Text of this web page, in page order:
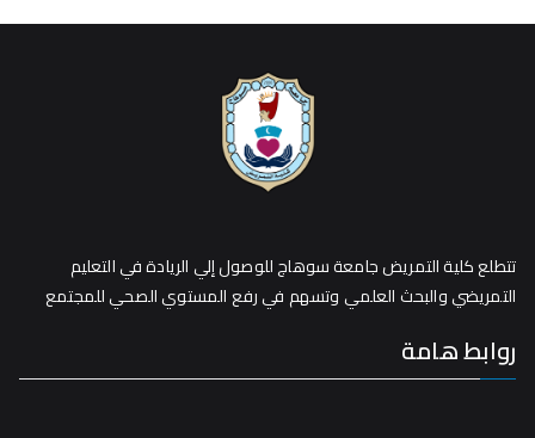
تتطلع كلية التمريض جامعة سوهاج للوصول إلي الريادة في التعليم
التمريضي والبحث العلمي وتسهم في رفع المستوي الصحي للمجتمع
روابط هامة